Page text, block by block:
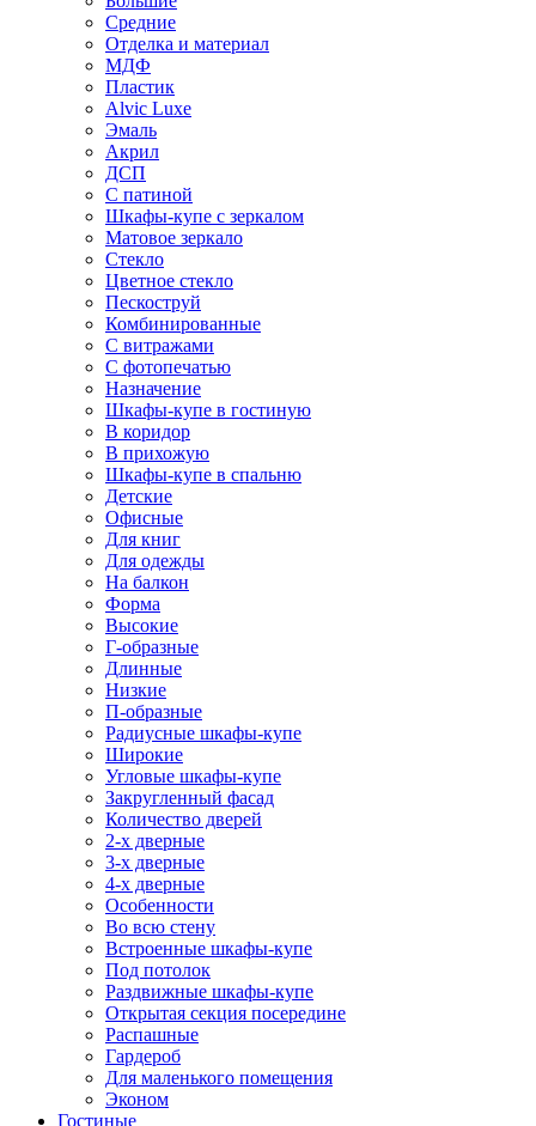
Средние
Отделка и материал
МДФ
Пластик
Alvic Luxe
Эмаль
Акрил
ДСП
С патиной
Шкафы-купе с зеркалом
Матовое зеркало
Стекло
Цветное стекло
Пескоструй
Комбинированные
С витражами
С фотопечатью
Назначение
Шкафы-купе в гостиную
В коридор
В прихожую
Шкафы-купе в спальню
Детские
Офисные
Для книг
Для одежды
На балкон
Форма
Высокие
Г-образные
Длинные
Низкие
П-образные
Радиусные шкафы-купе
Широкие
Угловые шкафы-купе
Закругленный фасад
Количество дверей
2-х дверные
3-х дверные
4-х дверные
Особенности
Во всю стену
Встроенные шкафы-купе
Под потолок
Раздвижные шкафы-купе
Открытая секция посередине
Распашные
Гардероб
Для маленького помещения
Эконом
Гостиные